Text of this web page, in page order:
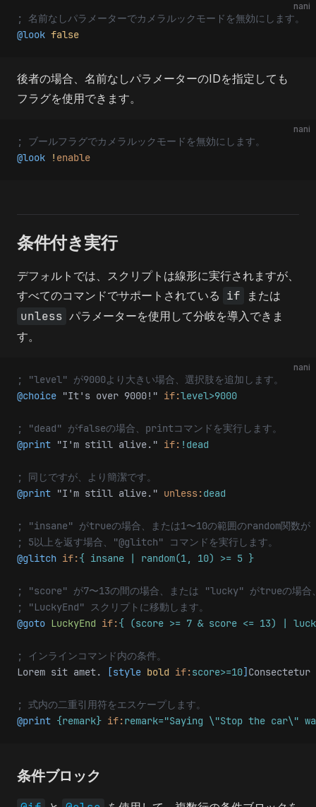
nani
; 名前なしパラメーターでカメラルックモードを無効にします。
@look false
後者の場合、名前なしパラメーターのIDを指定しても
フラグを使用できます。
nani
; ブールフラグでカメラルックモードを無効にします。
@look ! enable
条件付き実行
デフォルトでは、スクリプトは線形に実行されますが、
すべてのコマンドでサポートされている if または
unless パラメーターを使用して分岐を導入できま
す。
nani
; "level" が9000より大きい場合、選択肢を追加します。
@choice "It's over 9000!" if:level>9000
; "dead" がfalseの場合、printコマンドを実行します。
@print "I'm still alive." if: !dead
; 同じですが、より簡潔です。
@print "I'm still alive." unless:dead
; "insane" がtrueの場合、または1〜10の範囲のrandom関数が
; 5以上を返す場合、"@glitch" コマンドを実行します。
@glitch if:{ insane | random(1, 10) >= 5 }
; "score" が7〜13の間の場合、または "lucky" がtrueの場合
; "LuckyEnd" スクリプトに移動します。
@goto LuckyEnd if:{ (score >= 7 & score <= 13) |
; インラインコマンド内の条件。
Lorem sit amet.
[style bold if:score>=10]
; 式内の二重引用符をエスケープします。
@print {remark} if:remark="Saying \"Stop the car\"
条件ブロック